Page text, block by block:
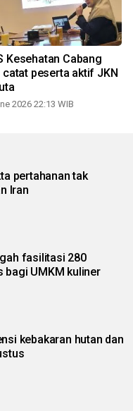
Kesehatan Cabang
catat peserta aktif JKN
2026 22:13 WIB
pertahanan tak
Iran
fasilitasi 280
UMKM kuliner
kebakaran hutan dan